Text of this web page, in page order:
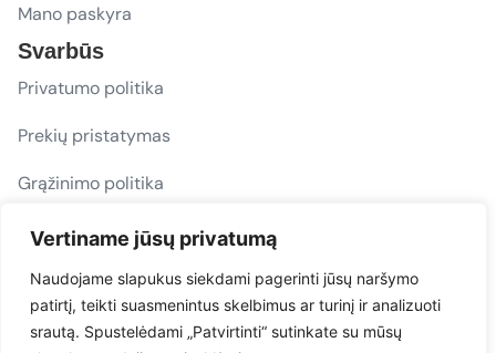
Vertiname jūsų privatumą
Naudojame slapukus siekdami pagerinti jūsų naršymo
patirtį, teikti suasmenintus skelbimus ar turinį ir analizuoti
srautą. Spustelėdami „Patvirtinti“ sutinkate su mūsų
Mano paskyra
Svarbūs
Privatumo politika
Prekių pristatymas
Grąžinimo politika
D. U. K.
Sekite mus
evacarmats